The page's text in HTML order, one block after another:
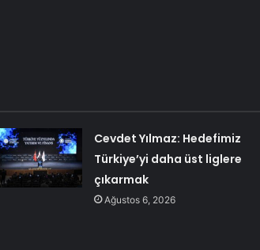
Cevdet Yılmaz: Hedefimiz
Türkiye’yi daha üst liglere
çıkarmak
Ağustos 6, 2026